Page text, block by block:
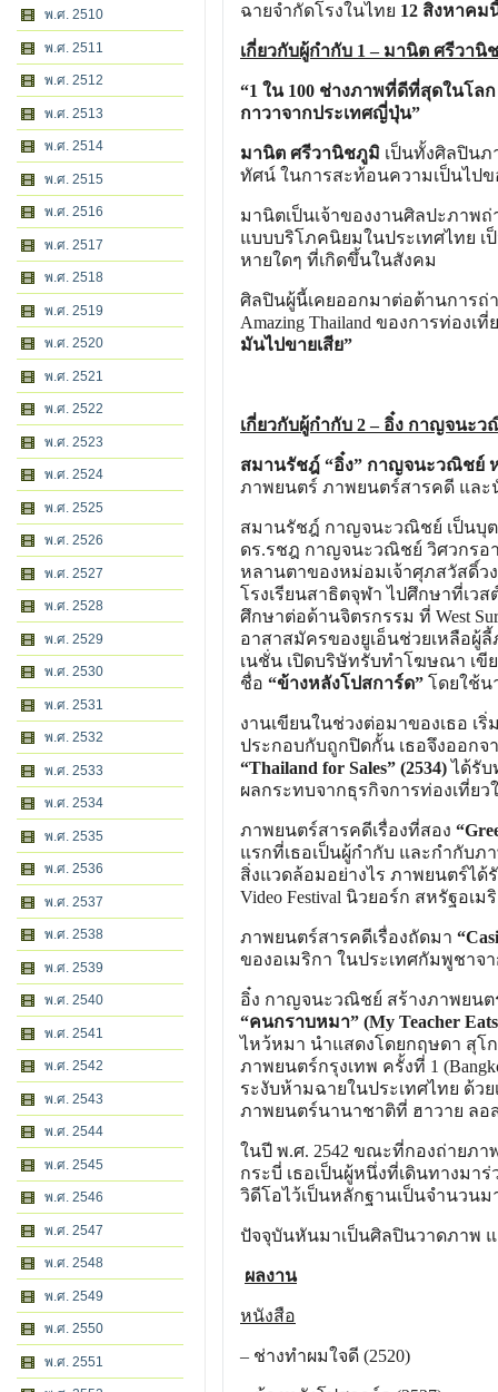
พ.ศ. 2510
พ.ศ. 2511
พ.ศ. 2512
พ.ศ. 2513
พ.ศ. 2514
พ.ศ. 2515
พ.ศ. 2516
พ.ศ. 2517
พ.ศ. 2518
พ.ศ. 2519
พ.ศ. 2520
พ.ศ. 2521
พ.ศ. 2522
พ.ศ. 2523
พ.ศ. 2524
พ.ศ. 2525
พ.ศ. 2526
พ.ศ. 2527
พ.ศ. 2528
พ.ศ. 2529
พ.ศ. 2530
พ.ศ. 2531
พ.ศ. 2532
พ.ศ. 2533
พ.ศ. 2534
พ.ศ. 2535
พ.ศ. 2536
พ.ศ. 2537
พ.ศ. 2538
พ.ศ. 2539
พ.ศ. 2540
พ.ศ. 2541
พ.ศ. 2542
พ.ศ. 2543
พ.ศ. 2544
พ.ศ. 2545
พ.ศ. 2546
พ.ศ. 2547
พ.ศ. 2548
พ.ศ. 2549
พ.ศ. 2550
พ.ศ. 2551
ฉายจำกัดโรงในไทย 12 สิงหาคม
เกี่ยวกับผู้กำกับ 1 – มานิต ศรีวานิ
“1 ใน 100 ช่างภาพที่ดีที่สุดในโล
กาวาจากประเทศญี่ปุ่น”
มานิต ศรีวานิชภูมิ เป็นทั้งศิลปิน
ทัศน์ ในการสะท้อนความเป็นไป
มานิตเป็นเจ้าของงานศิลปะภาพ
แบบบริโภคนิยมในประเทศไทย
หายใดๆ ที่เกิดขึ้นในสังคม
ศิลปินผู้นี้เคยออกมาต่อต้านการถ่
Amazing Thailand ของการท่องเที่
มันไปขายเสีย”
เกี่ยวกับผู้กำกับ 2 – อิ๋ง กาญจนะว
สมานรัชฎ์ “อิ๋ง” กาญจนะวณิชย์
ภาพยนตร์ ภาพยนตร์สารคดี และ
สมานรัชฎ์ กาญจนะวณิชย์ เป็นบุ
ดร.รชฎ กาญจนะวณิชย์ วิศวกรอ
หลานตาของหม่อมเจ้าศุภสวัสดิ์ว
โรงเรียนสาธิตจุฬา ไปศึกษาที่เว
ศึกษาต่อด้านจิตรกรรม ที่ West
อาสาสมัครของยูเอ็นช่วยเหลือผู้
เนชั่น เปิดบริษัทรับทำโฆษณา เขี
ชื่อ “ข้างหลังโปสการ์ด” โดยใช้
งานเขียนในช่วงต่อมาของเธอ เ
ประกอบกับถูกปิดกั้น เธอจึงออกจ
“Thailand for Sales” (2534)ได้รับ
ผลกระทบจากธุรกิจการท่องเที่ย
ภาพยนตร์สารคดีเรื่องที่สอง
แรกที่เธอเป็นผู้กำกับ และกำกับ
สิ่งแวดล้อมอย่างไร ภาพยนตร์ไ
Video Festival นิวยอร์ก สหรัฐอเม
ภาพยนตร์สารคดีเรื่องถัดมา
ของอเมริกา ในประเทศกัมพูชาจ
อิ๋ง กาญจนะวณิชย์ สร้างภาพยนต
“คนกราบหมา” (My Teacher
ไหว้หมา นำแสดงโดยกฤษดา สุโ
ภาพยนตร์กรุงเทพ ครั้งที่ 1
ระงับห้ามฉายในประเทศไทย ด้
ภาพยนตร์นานาชาติที่ ฮาวาย ลอ
ในปี พ.ศ. 2542 ขณะที่กองถ่ายภา
กระบี่ เธอเป็นผู้หนึ่งที่เดินทางมา
วิดีโอไว้เป็นหลักฐานเป็นจำนวน
ปัจจุบันหันมาเป็นศิลปินวาดภาพ
ผลงาน
หนังสือ
– ช่างทำผมใจดี (2520)